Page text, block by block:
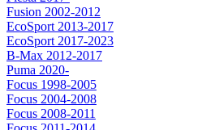
Fusion 2002-2012
EcoSport 2013-2017
EcoSport 2017-2023
B-Max 2012-2017
Puma 2020-
Focus 1998-2005
Focus 2004-2008
Focus 2008-2011